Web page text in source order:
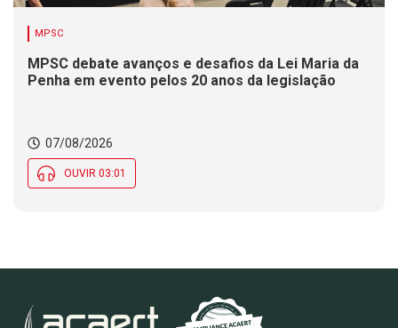
MPSC
MPSC debate avanços e desafios da Lei Maria da
Penha em evento pelos 20 anos da legislação
07/08/2026
OUVIR 03:01